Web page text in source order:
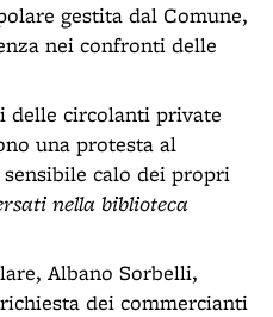
gestita dal Comune,
nei confronti delle
circolanti private
una protesta al
calo dei propri
nella biblioteca
Albano Sorbelli,
dei commercianti